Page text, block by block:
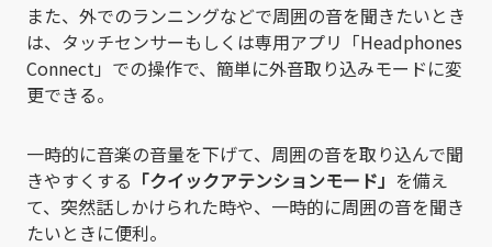
また、外でのランニングなどで周囲の音を聞きたいとき
は、タッチセンサーもしくは専用アプリ「Headphones
Connect」での操作で、簡単に外音取り込みモードに変
更できる。
一時的に音楽の音量を下げて、周囲の音を取り込んで聞
きやすくする 「クイックアテンションモード」 を備え
て、突然話しかけられた時や、一時的に周囲の音を聞き
たいときに便利。